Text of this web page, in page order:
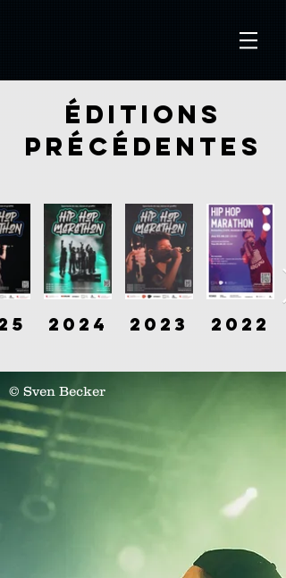
ÉDITIONS
PRÉCÉDENTES
2024 2023 2022
© Sven Becker